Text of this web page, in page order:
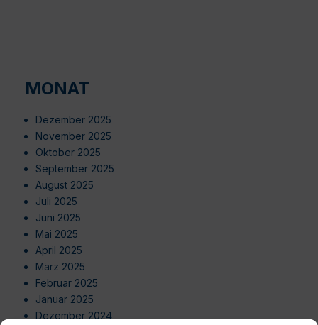
MONAT
Dezember 2025
November 2025
Oktober 2025
September 2025
August 2025
Juli 2025
Juni 2025
Mai 2025
April 2025
März 2025
Februar 2025
Januar 2025
Dezember 2024